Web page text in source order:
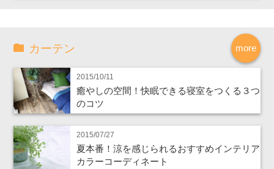
more
カーテン
2015/10/11
癒やしの空間！快眠できる寝室をつくる３つ
のコツ
2015/07/27
夏本番！涼を感じられるおすすめインテリア
カラーコーディネート